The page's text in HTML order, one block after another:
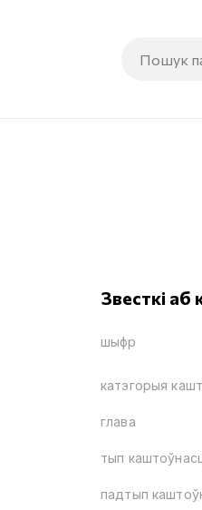
Звесткі аб
шыфр
катэгорыя
глава
тып
падтып